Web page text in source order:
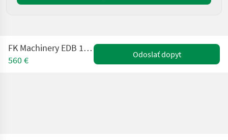
FK Machinery EDB 10 Grabenräumlöffel
560 €
Odoslať dopyt